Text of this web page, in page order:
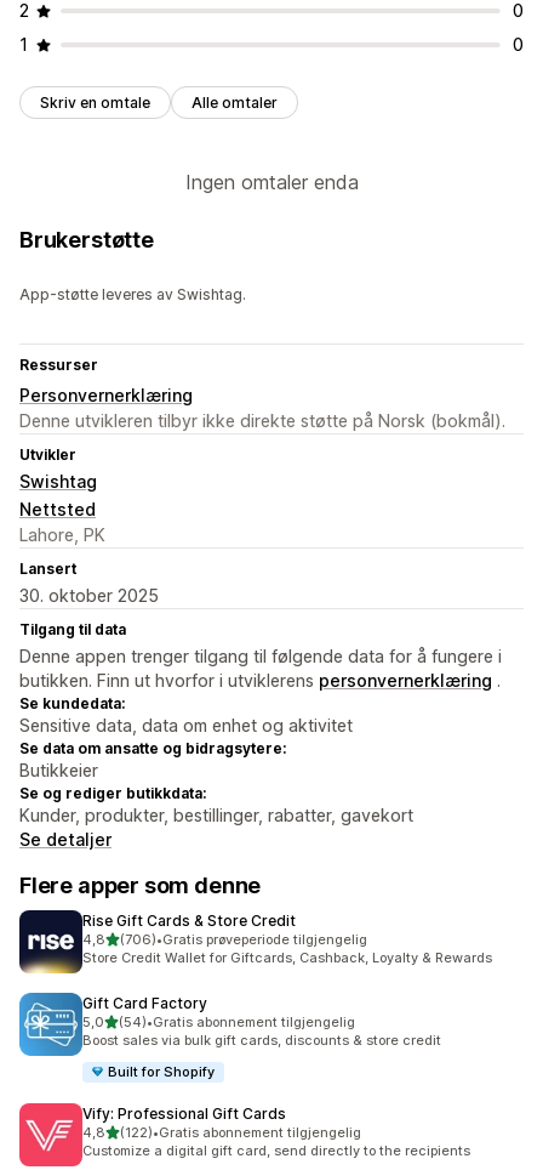
2
0
1
0
Skriv en omtale Alle omtaler
Ingen omtaler enda
Brukerstøtte
App-støtte leveres av Swishtag.
Ressurser
Personvernerklæring
Denne utvikleren tilbyr ikke direkte støtte på Norsk (bokmål).
Utvikler
Swishtag
Nettsted
Lahore, PK
Lansert
30. oktober 2025
Tilgang til data
Denne appen trenger tilgang til følgende data for å fungere i
butikken. Finn ut hvorfor i utviklerens personvernerklæring .
Se kundedata:
Sensitive data, data om enhet og aktivitet
Se data om ansatte og bidragsytere:
Butikkeier
Se og rediger butikkdata:
Kunder, produkter, bestillinger, rabatter, gavekort
Se detaljer
Flere apper som denne
Rise Gift Cards & Store Credit
4,8av 5 stjerner
(706)
Totalt 706 omtaler
•Gratis prøveperiode tilgjengelig
Store Credit Wallet for Giftcards, Cashback, Loyalty & Rewards
Gift Card Factory
5,0av 5 stjerner
(54)
Totalt 54 omtaler
•Gratis abonnement tilgjengelig
Boost sales via bulk gift cards, discounts & store credit
Built for Shopify
Vify: Professional Gift Cards
4,8av 5 stjerner
(122)
Totalt 122 omtaler
•Gratis abonnement tilgjengelig
Customize a digital gift card, send directly to the recipients